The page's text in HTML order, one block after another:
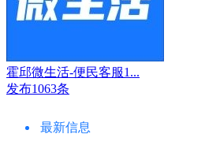
霍邱微生活-便民客服1...
发布1063条
最新信息